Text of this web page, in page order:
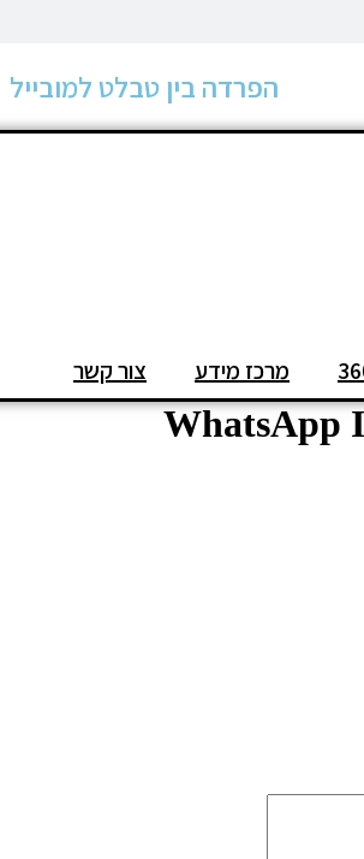
הפרדה בין טבלט למובייל
מרכז מידע צור קשר
WhatsApp